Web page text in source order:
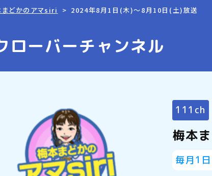
まどかのアマsiri 2024年8月1日(木)～8月10日(土)放送
ローバーチャンネル
111ch
梅本
毎月1